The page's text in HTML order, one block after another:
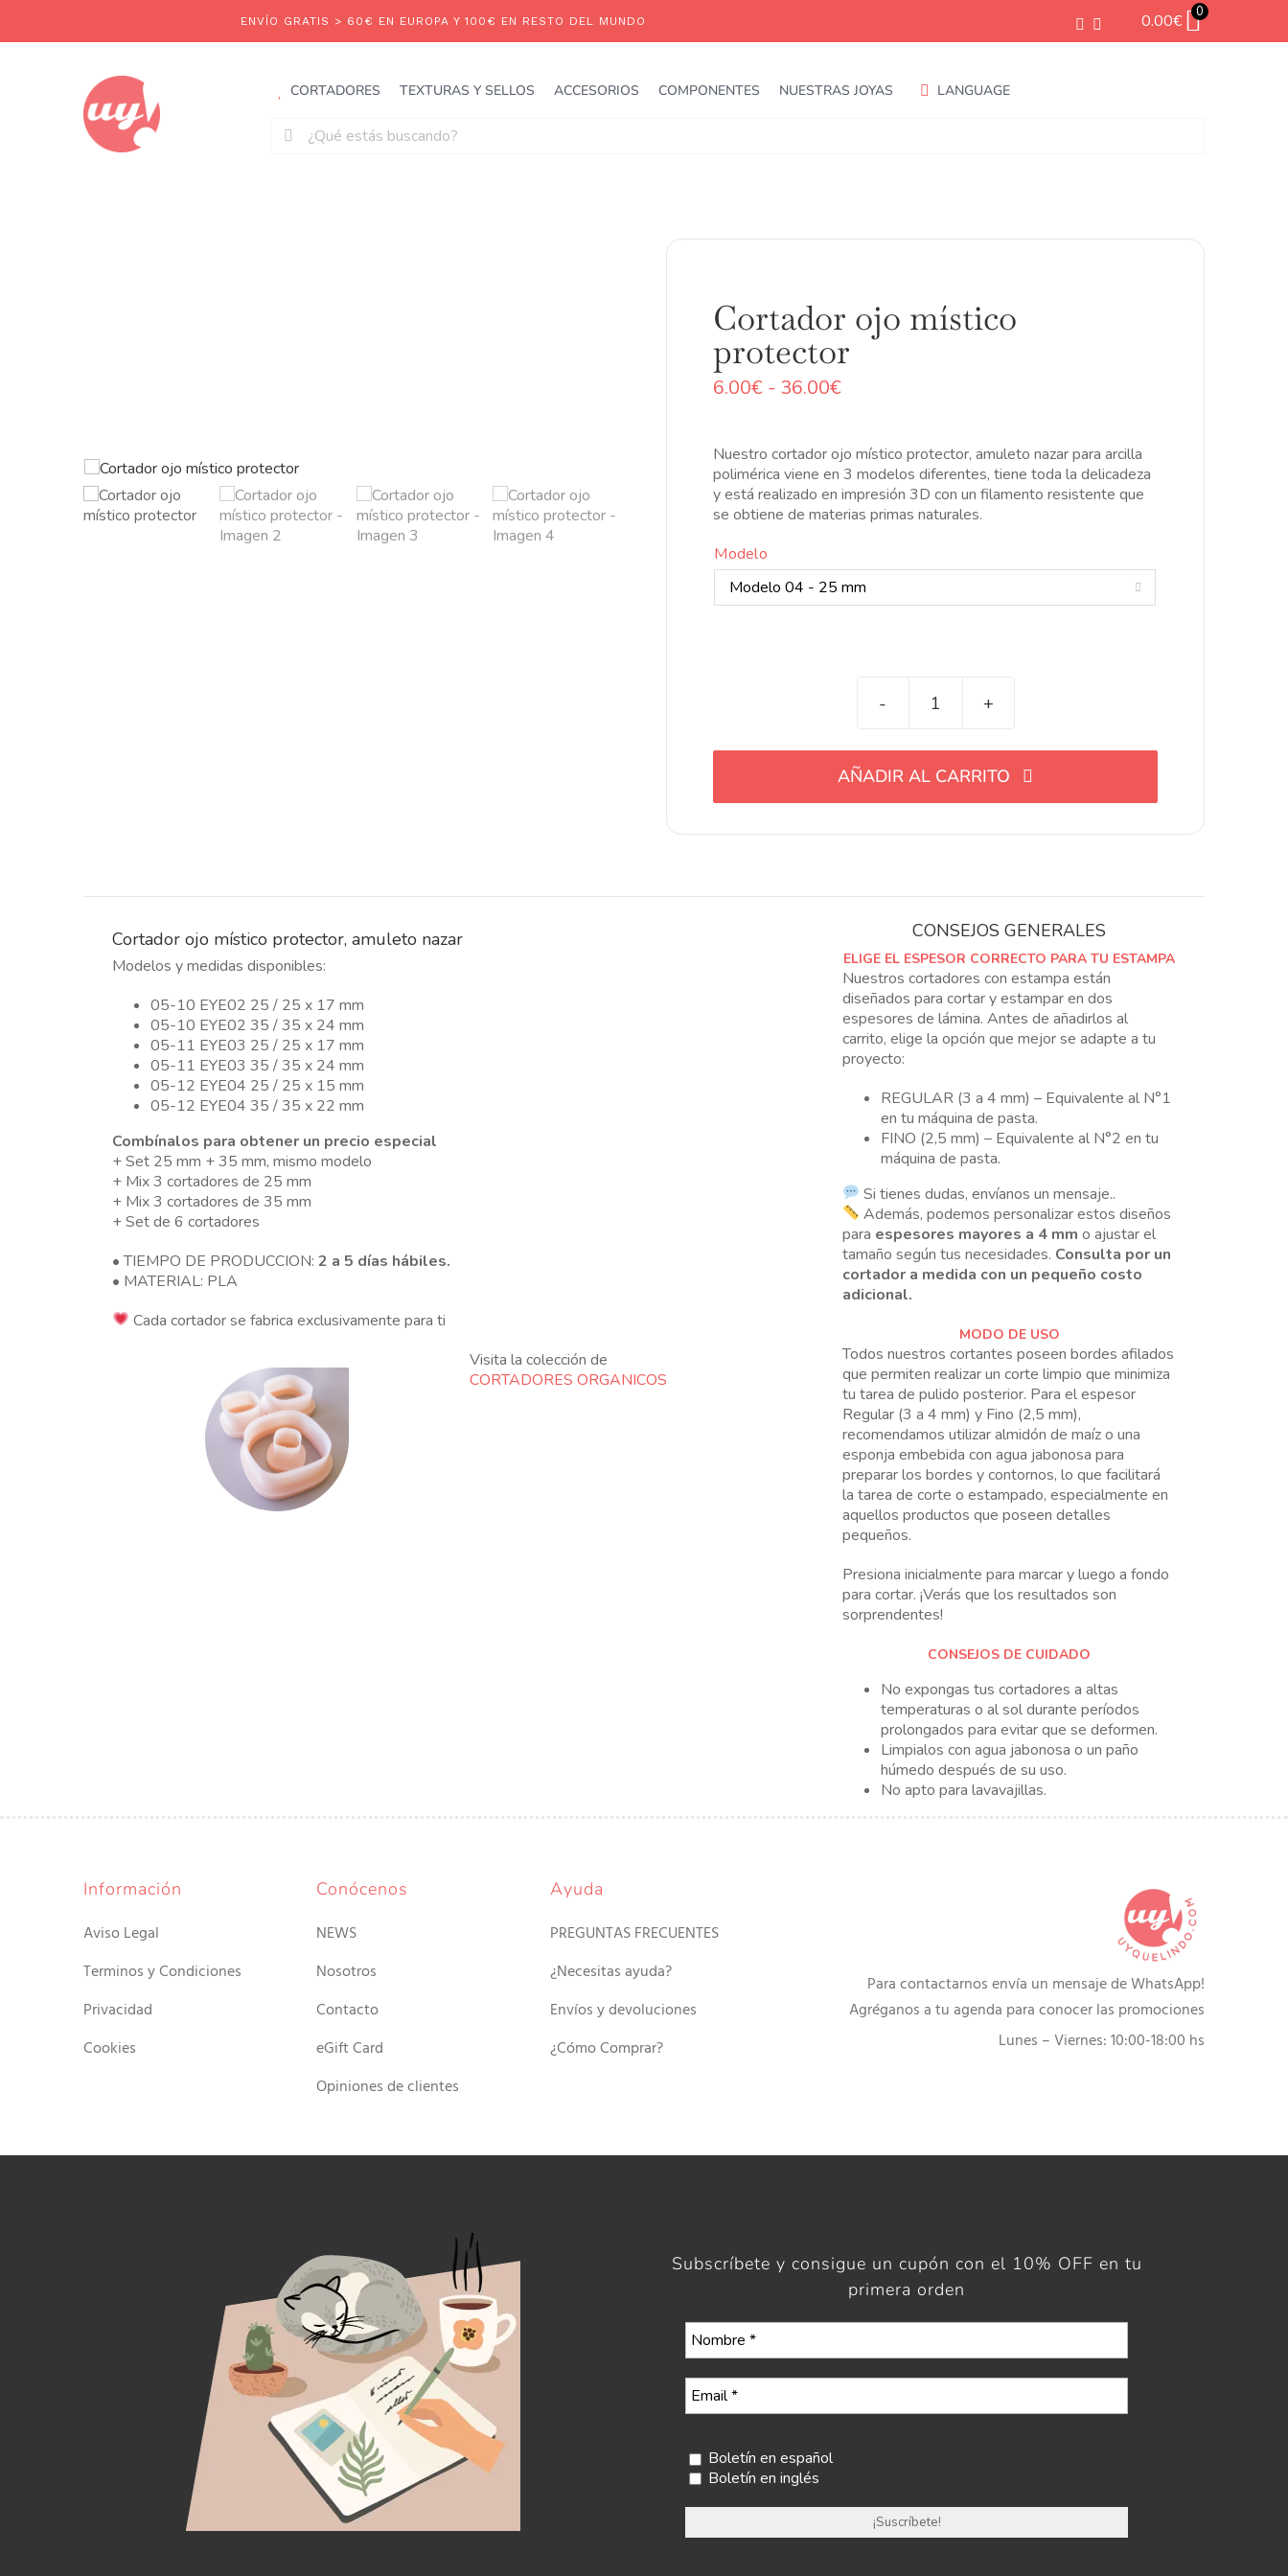
contenido
0.00€ 0
CORTADORES TEXTURAS Y SELLOS ACCESORIOS COMPONENTES NUESTRAS JOYAS LANGUAGE
Buscar:
Cortador ojo místico
protector
6.00€ - 36.00€Rango
desde
6.00€
hasta
36.00€
Nuestro cortador ojo místico protector, amuleto nazar para arcilla
polimérica viene en 3 modelos diferentes, tiene toda la delicadeza
y está realizado en impresión 3D con un filamento resistente que
se obtiene de materias primas naturales.
Modelo

Cortador
protector
cantidad
AÑADIR AL CARRITO
Cortador ojo místico protector, amuleto nazar
Modelos y medidas disponibles:
05-10 EYE02 25 / 25 x 17 mm
05-10 EYE02 35 / 35 x 24 mm
05-11 EYE03 25 / 25 x 17 mm
05-11 EYE03 35 / 35 x 24 mm
05-12 EYE04 25 / 25 x 15 mm
05-12 EYE04 35 / 35 x 22 mm
Combínalos para obtener un precio especial
+ Set 25 mm + 35 mm, mismo modelo
+ Mix 3 cortadores de 25 mm
+ Mix 3 cortadores de 35 mm
+ Set de 6 cortadores
• TIEMPO DE PRODUCCION: 2 a 5 días hábiles.
• MATERIAL: PLA
Cada cortador se fabrica exclusivamente para ti
Visita la colección de
CORTADORES ORGANICOS
CONSEJOS GENERALES
ELIGE EL ESPESOR CORRECTO PARA TU ESTAMPA
Nuestros cortadores con estampa están
diseñados para cortar y estampar en dos
espesores de lámina. Antes de añadirlos al
carrito, elige la opción que mejor se adapte a tu
proyecto:
REGULAR (3 a 4 mm) – Equivalente al N°1
en tu máquina de pasta.
FINO (2,5 mm) – Equivalente al N°2 en tu
máquina de pasta.
Si tienes dudas, envíanos un mensaje..
Además, podemos personalizar estos diseños
para espesores mayores a 4 mm o ajustar el
tamaño según tus necesidades. Consulta por un
cortador a medida con un pequeño costo
adicional.
MODO DE USO
Todos nuestros cortantes poseen bordes afilados
que permiten realizar un corte limpio que minimiza
tu tarea de pulido posterior. Para el espesor
Regular (3 a 4 mm) y Fino (2,5 mm),
recomendamos utilizar almidón de maíz o una
esponja embebida con agua jabonosa para
preparar los bordes y contornos, lo que facilitará
la tarea de corte o estampado, especialmente en
aquellos productos que poseen detalles
pequeños.
Presiona inicialmente para marcar y luego a fondo
para cortar. ¡Verás que los resultados son
sorprendentes!
CONSEJOS DE CUIDADO
No expongas tus cortadores a altas
temperaturas o al sol durante períodos
prolongados para evitar que se deformen.
Limpialos con agua jabonosa o un paño
húmedo después de su uso.
No apto para lavavajillas.
Información
Aviso Legal
Terminos y Condiciones
Privacidad
Cookies
Conócenos
NEWS
Nosotros
Contacto
eGift Card
Opiniones de clientes
Ayuda
PREGUNTAS FRECUENTES
¿Necesitas ayuda?
Envíos y devoluciones
¿Cómo Comprar?
Para contactarnos envía un mensaje de WhatsApp!
Agréganos a tu agenda para conocer las promociones
Lunes – Viernes: 10:00-18:00 hs
Subscríbete y consigue un cupón con el 10% OFF en tu
primera orden
Boletín en español
Boletín en inglés